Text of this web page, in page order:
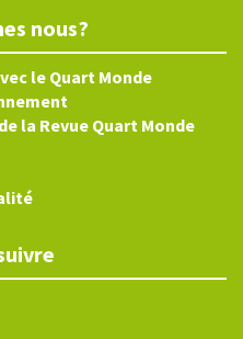
nous?
le Quart Monde
la Revue Quart Monde